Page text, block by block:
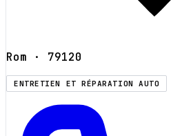
Rom · 79120
ENTRETIEN ET RÉPARATION AUTO